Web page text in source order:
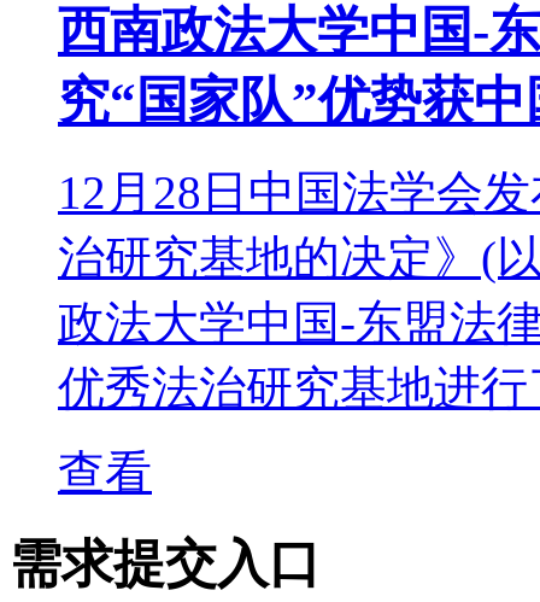
西南政法大学中国-
究“国家队”优势获
12月28日中国法学会
治研究基地的决定》(
政法大学中国-东盟法
优秀法治研究基地进
查看
需求提交入口